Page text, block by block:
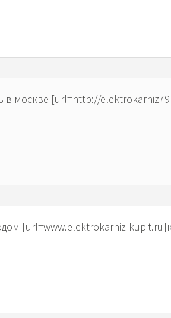
в москве [url=http://
[url=www.elektrokarniz-